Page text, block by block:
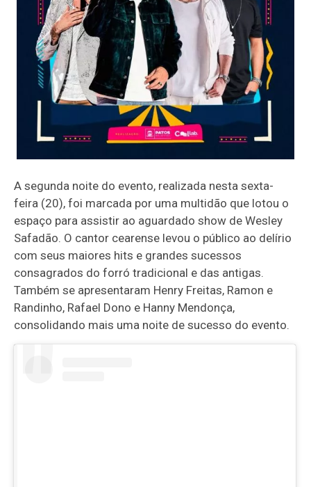
A segunda noite do evento, realizada nesta sexta-
feira (20), foi marcada por uma multidão que lotou o
espaço para assistir ao aguardado show de Wesley
Safadão. O cantor cearense levou o público ao delírio
com seus maiores hits e grandes sucessos
consagrados do forró tradicional e das antigas.
Também se apresentaram Henry Freitas, Ramon e
Randinho, Rafael Dono e Hanny Mendonça,
consolidando mais uma noite de sucesso do evento.